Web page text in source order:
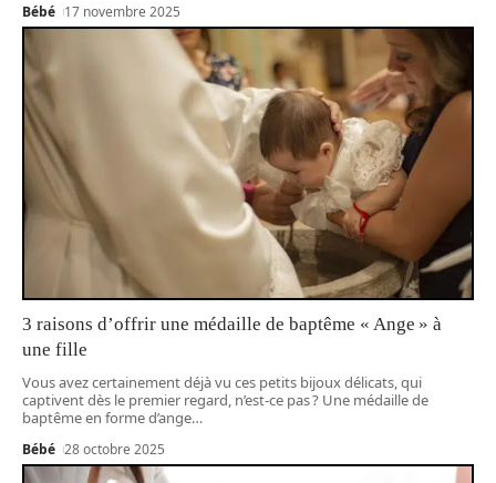
Bébé 17 novembre 2025
3 raisons d’offrir une médaille de baptême « Ange » à
une fille
Vous avez certainement déjà vu ces petits bijoux délicats, qui
captivent dès le premier regard, n’est-ce pas ? Une médaille de
baptême en forme d’ange…
Bébé 28 octobre 2025